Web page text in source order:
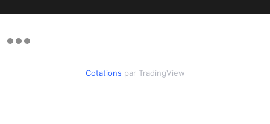
Cotations par TradingView